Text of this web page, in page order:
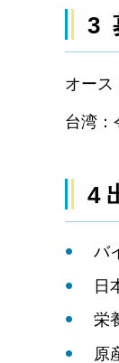
3
オース
台湾：
4
バ
日
栄
原